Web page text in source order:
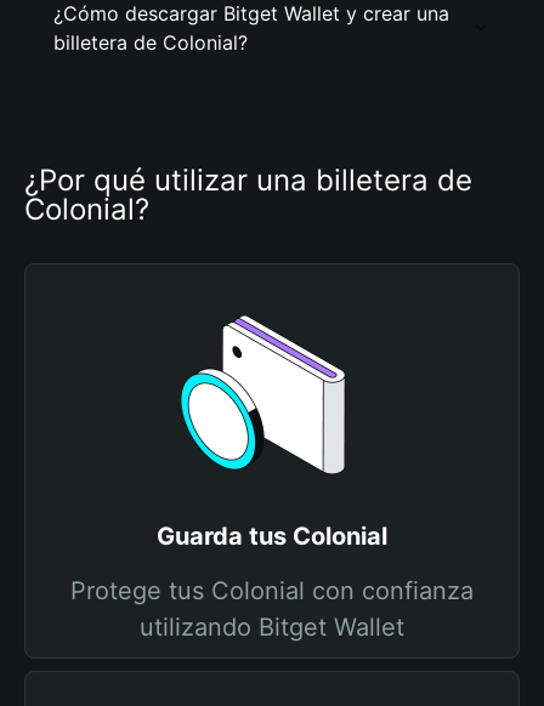
¿Cómo descargar Bitget Wallet y crear una
billetera de Colonial?
¿Por qué utilizar una billetera de
Colonial?
Guarda tus Colonial
Protege tus Colonial con confianza
utilizando Bitget Wallet